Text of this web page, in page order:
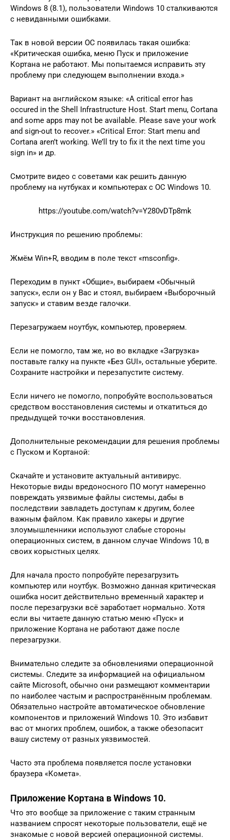
Windows 8 (8.1), пользователи Windows 10 сталкиваются
с невиданными ошибками.
Так в новой версии ОС появилась такая ошибка:
«Критическая ошибка, меню Пуск и приложение
Кортана не работают. Мы попытаемся исправить эту
проблему при следующем выполнении входа.»
Вариант на английском языке: «A critical error has
occured in the Shell Infrastructure Host. Start menu, Cortana
and some apps may not be available. Please save your work
and sign-out to recover.» «Critical Error: Start menu and
Cortana aren’t working. We’ll try to fix it the next time you
sign in» и др.
Смотрите видео с советами как решить данную
проблему на нутбуках и компьютерах с ОС Windows 10.
https://youtube.com/watch?v=Y280vDTp8mk
Инструкция по решению проблемы:
Жмём Win+R, вводим в поле текст «msconfig».
Переходим в пункт «Общие», выбираем «Обычный
запуск», если он у Вас и стоял, выбираем «Выборочный
запуск» и ставим везде галочки.
Перезагружаем ноутбук, компьютер, проверяем.
Если не помогло, там же, но во вкладке «Загрузка»
поставьте галку на пункте «Без GUI», остальные уберите.
Сохраните настройки и перезапустите систему.
Если ничего не помогло, попробуйте воспользоваться
средством восстановления системы и откатиться до
предыдущей точки восстановления.
Дополнительные рекомендации для решения проблемы
с Пуском и Кортаной:
Скачайте и установите актуальный антивирус.
Некоторые виды вредоносного ПО могут намеренно
повреждать уязвимые файлы системы, дабы в
последствии завладеть доступам к другим, более
важным файлом. Как правило хакеры и другие
злоумышленники используют слабые стороны
операционных систем, в данном случае Windows 10, в
своих корыстных целях.
Для начала просто попробуйте перезагрузить
компьютер или ноутбук. Возможно данная критическая
ошибка носит действительно временный характер и
после перезагрузки всё заработает нормально. Хотя
если вы читаете данную статью меню «Пуск» и
приложение Кортана не работают даже после
перезагрузки.
Внимательно следите за обновлениями операционной
системы. Следите за информацией на официальном
сайте Microsoft, обычно они размещают комментарии
по наиболее частым и распространённым проблемам.
Обязательно настройте автоматическое обновление
компонентов и приложений Windows 10. Это избавит
вас от многих проблем, ошибок, а также обезопасит
вашу систему от разных уязвимостей.
Часто эта проблема появляется после установки
браузера «Комета».
Приложение Кортана в Windows 10.
Что это вообще за приложение с таким странным
названием спросят некоторые пользователи, ещё не
знакомые с новой версией операционной системы.